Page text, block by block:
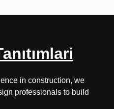
in construction, we
professionals to build